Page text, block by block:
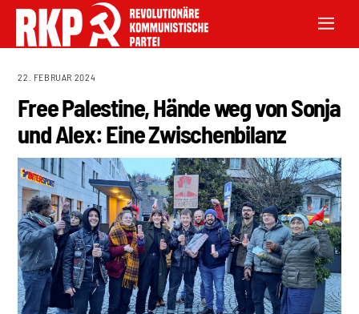
22. FEBRUAR 2024
Free Palestine, Hände weg von Sonja
und Alex: Eine Zwischenbilanz